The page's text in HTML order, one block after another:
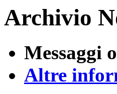
Archivio
Messaggi
Altre